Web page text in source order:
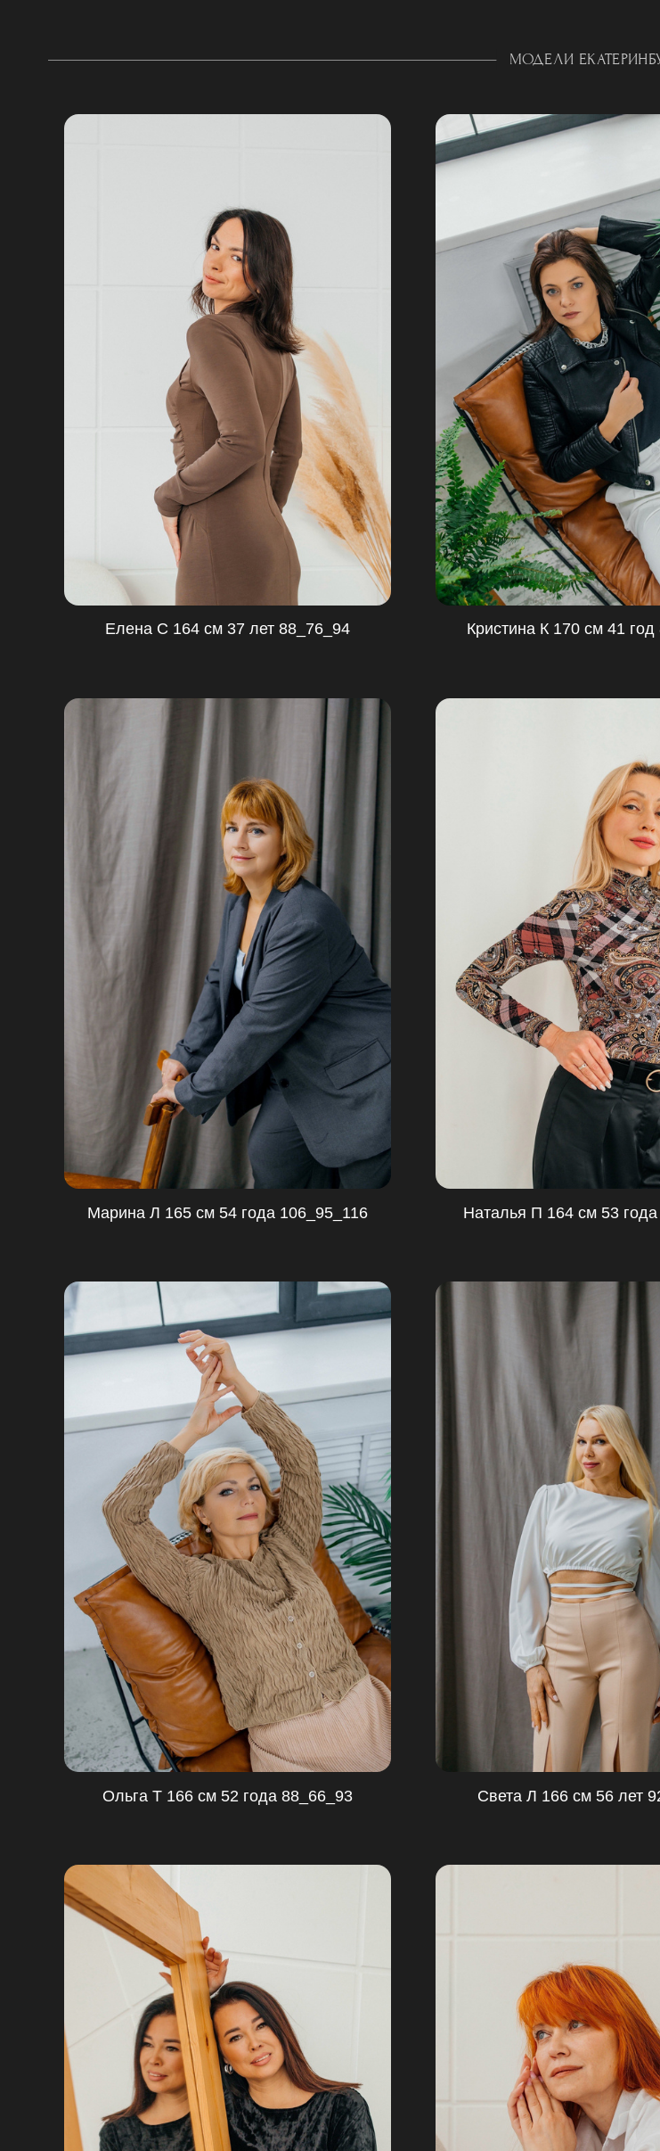
МОДЕЛИ
Елена С 164 см 37 лет 88_76_94 Кристина К 170 см 41
Марина Л 165 см 54 года 106_95_116 Наталья П 164 см 53
Ольга Т 166 см 52 года 88_66_93 Света Л 166 см 56 лет